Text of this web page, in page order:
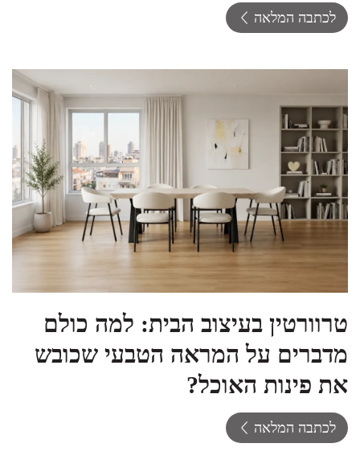
לכתבה המלאה
טרוורטין בעיצוב הבית: למה כולם
מדברים על המראה הטבעי שכובש
את פינות האוכל?
לכתבה המלאה